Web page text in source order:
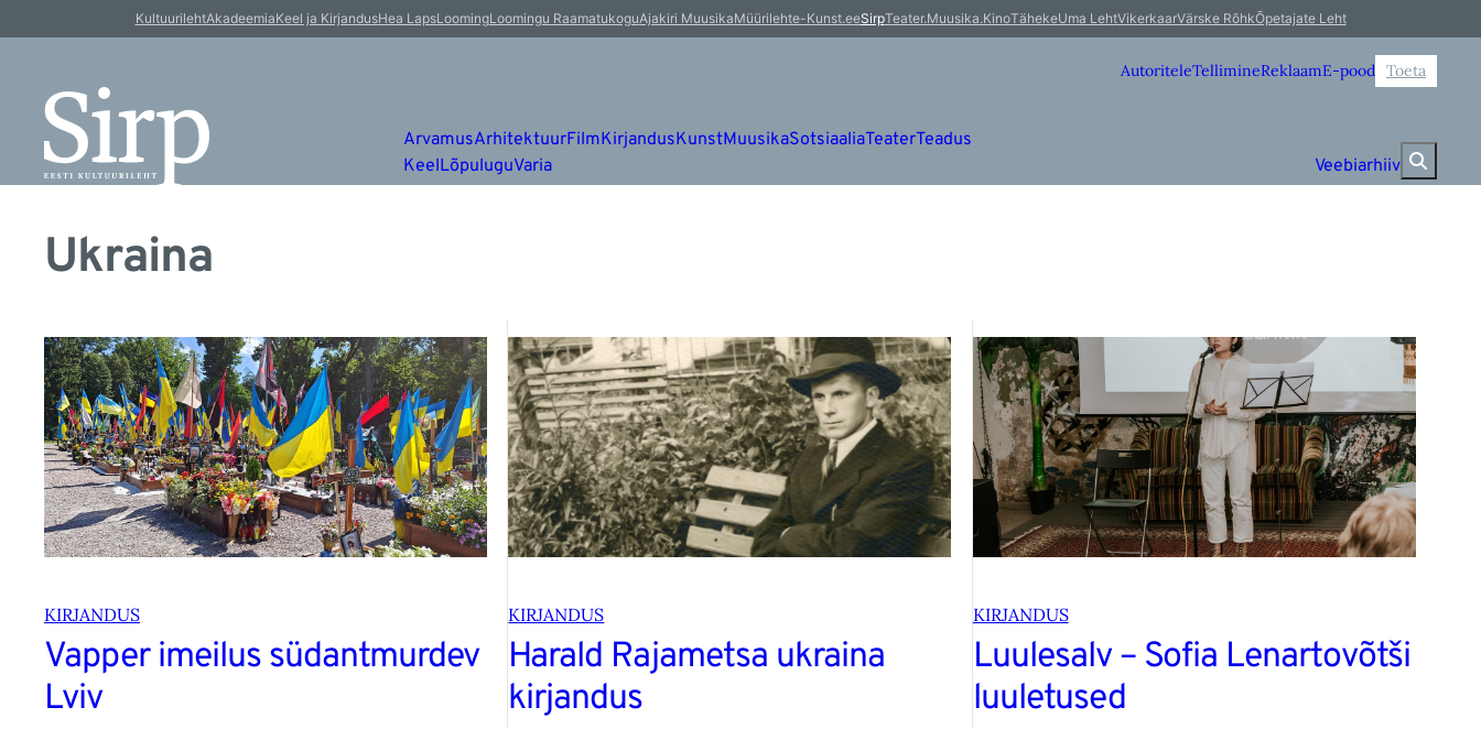
KultuurilehtAkadeemiaKeel ja KirjandusHea LapsLoomingLoomingu RaamatukoguAjakiri MuusikaMüürilehte-Kunst.eeSirpTeater.Muusika.KinoTähekeUma LehtVikerkaarVärske RõhkÕpetajate Leht
AutoriteleTellimineReklaamE-pood Toeta
ArvamusArhitektuurFilmKirjandusKunstMuusikaSotsiaaliaTeaterTeadus
KeelLõpuluguVaria Veebiarhiiv
Ukraina
KIRJANDUS
Vapper imeilus südantmurdev
Lviv
KIRJANDUS
Harald Rajametsa ukraina
kirjandus
KIRJANDUS
Luulesalv – Sofia Lenartovõtši
luuletused